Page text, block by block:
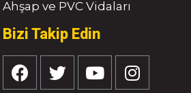
Ahşap ve PVC Vidaları
Bizi Takip Edin